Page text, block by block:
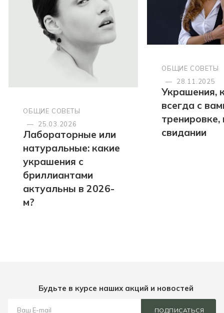
ОБЩИЕ СОВЕТЫ
—
25.03.2026
Лабораторные или
натуральные: какие
украшения с
бриллиантами
актуальны в 2026-
м?
ОБЩИЕ СОВЕТЫ
—
28.11.2025
Украшения,
всегда с
тренировке,
свидании
Будьте в курсе наших акций и новостей
ПОДПИСАТЬСЯ